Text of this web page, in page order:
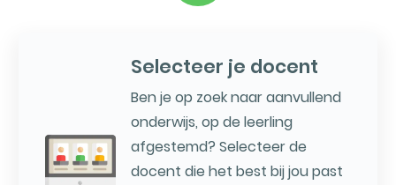
Selecteer je docent
Ben je op zoek naar aanvullend
onderwijs, op de leerling
afgestemd? Selecteer de
docent die het best bij jou past